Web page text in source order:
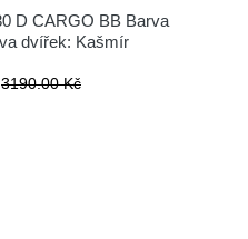
D CARGO BB Barva
dvířek: Kašmír
3190.00 Kč